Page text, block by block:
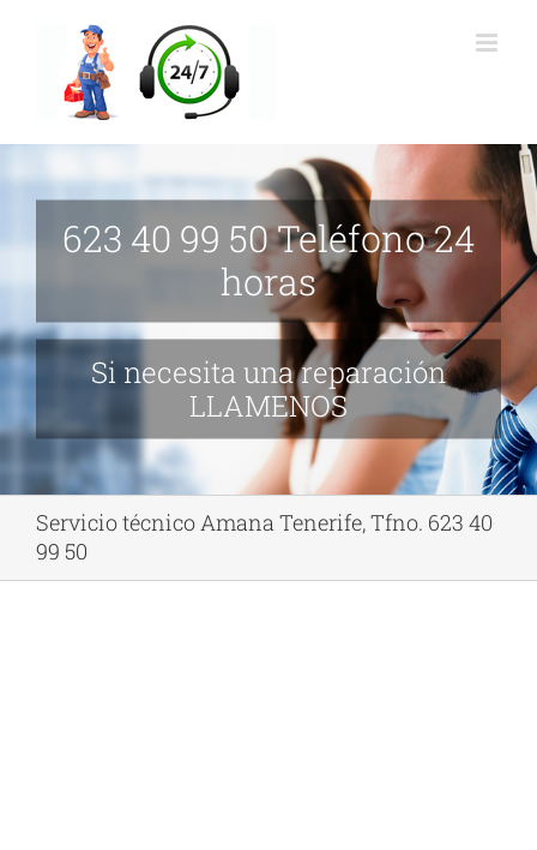
623 40 99 50 Teléfono 24
horas
Si necesita una reparación
LLAMENOS
Servicio técnico Amana Tenerife, Tfno. 623 40
99 50